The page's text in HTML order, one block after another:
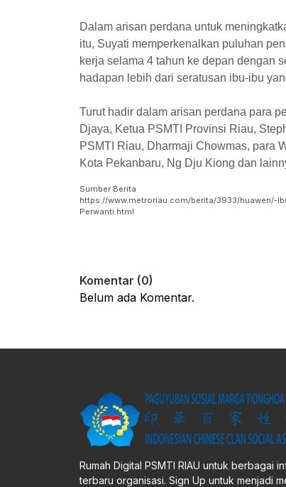
Dalam arisan perdana untuk
itu, Suyati memperkenalkan puluhan
kerja selama 4 tahun ke depan dengan
hadapan lebih dari seratusan ibu-ibu
Turut hadir dalam arisan perdana para
Djaya, Ketua PSMTI Provinsi Riau,
PSMTI Riau, Dharmaji Chowmas, para
Kota Pekanbaru, Ng Dju Kiong dan
Sumber Berita
https://www.metroriau.com/berita/3933/huawen/-
Perwanti.html
Komentar (0)
Belum ada Komentar.
Rumah Digital PSMTI RIAU untuk berbagai
terbaru organisasi. Sign Up untuk menjadi